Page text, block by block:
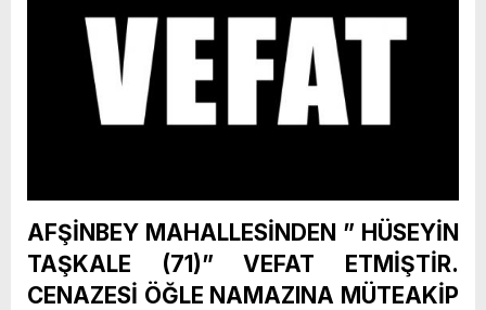
AFŞİNBEY MAHALLESİNDEN ” HÜSEYİN
TAŞKALE (71)” VEFAT ETMİŞTİR.
CENAZESİ ÖĞLE NAMAZINA MÜTEAKİP